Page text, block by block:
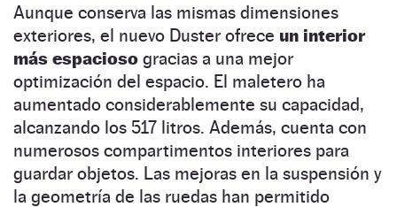
Aunque conserva las mismas dimensiones
exteriores, el nuevo Duster ofrece un interior
más espacioso gracias a una mejor
optimización del espacio. El maletero ha
aumentado considerablemente su capacidad,
alcanzando los 517 litros. Además, cuenta con
numerosos compartimentos interiores para
guardar objetos. Las mejoras en la suspensión y
la geometría de las ruedas han permitido